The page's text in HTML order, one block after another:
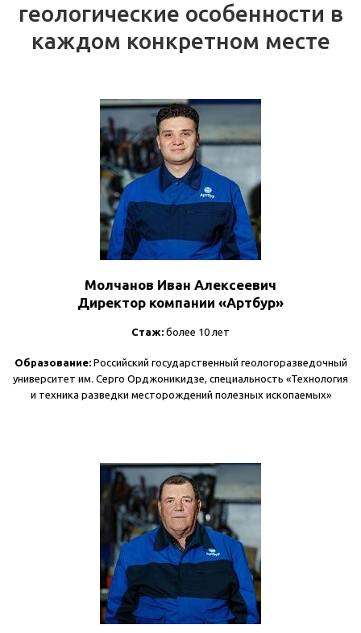
геологические особенности в
каждом конкретном месте
Молчанов Иван Алексеевич
Директор компании «Артбур»
Стаж: более 10 лет
Образование:Российский государственный геологоразведочный
университет им. Серго Орджоникидзе, специальность «Технология
и техника разведки месторождений полезных ископаемых»